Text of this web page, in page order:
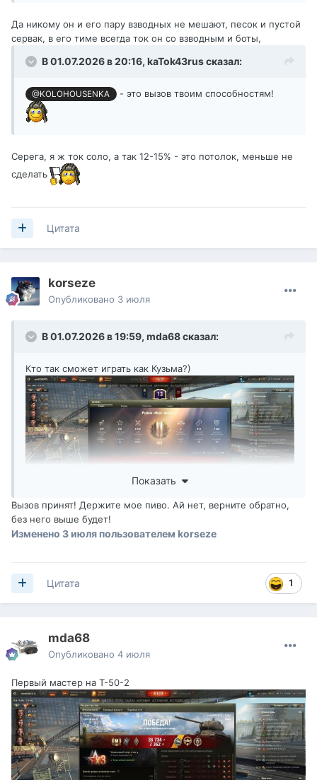
Наверное никто)
Да никому он и его пару взводных не мешают, песок и пустой
сервак, в его тиме всегда ток он со взводным и боты,
В 01.07.2026 в 20:16, kaTok43rusсказал:
@KOLOHOUSENKA - это вызов твоим способностям!
Серега, я ж ток соло, а так 12-15% - это потолок, меньше не
сделать
Цитата
korseze
Опубликовано 3 июля
В 01.07.2026 в 19:59, mda68сказал:
Кто так сможет играть как Кузьма?)
Показать
Вызов принят! Держите мое пиво. Ай нет, верните обратно,
без него выше будет!
Изменено 3 июля пользователем korseze
1
Цитата
mda68
Опубликовано 4 июля
Первый мастер на Т-50-2